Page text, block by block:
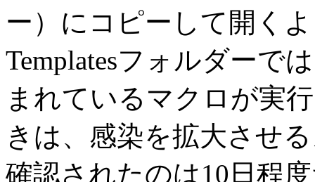
ー）にコピーして開く
Templatesフォルダーで
まれているマクロが実
きは、感染を拡大させ
確認されたのは10日程